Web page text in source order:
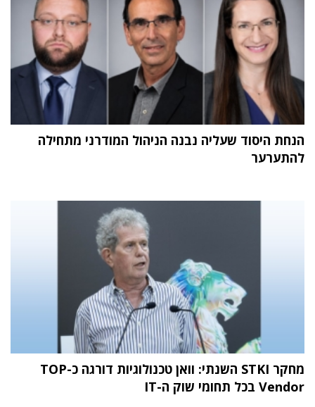
הנחת היסוד שעליה נבנה הניהול המודרני מתחילה
להתערער
מחקר STKI השנתי: וואן טכנולוגיות דורגה כ-TOP
Vendor בכל תחומי שוק ה-IT